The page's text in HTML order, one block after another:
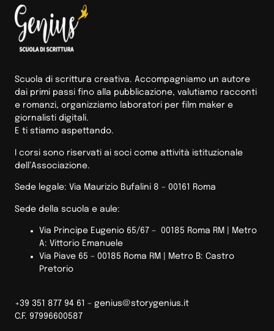
Scuola di scrittura creativa. Accompagniamo un autore
dai primi passi fino alla pubblicazione, valutiamo racconti
e romanzi, organizziamo laboratori per film maker e
giornalisti digitali.
E ti stiamo aspettando.
I corsi sono riservati ai soci come attività istituzionale
dell’Associazione.
Sede legale: Via Maurizio Bufalini 8 – 00161 Roma
Sede della scuola e aule:
Via Principe Eugenio 65/67 – 00185 Roma RM |
Metro
A: Vittorio Emanuele
Via Piave 65 – 00185 Roma RM | Metro B: Castro
Pretorio
+39 351 877 94 61 – genius@storygenius.it
C.F. 97996600587